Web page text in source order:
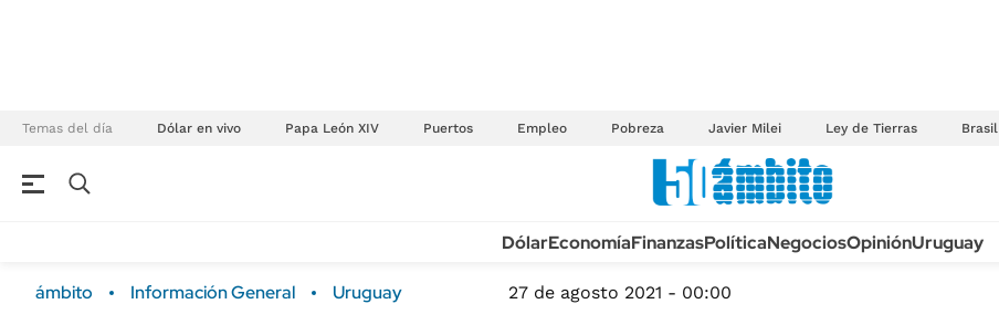
Temas del día Dólar en vivo Papa León XIV Puertos Empleo Pobreza Javier Milei Ley de Tierras Brasil
Real Estate
TECNOLOGÍA
MÉXICO
DólarEconomíaFinanzasPolíticaNegociosOpiniónUruguay
ámbito Información General Uruguay 27 de agosto 2021 - 00:00